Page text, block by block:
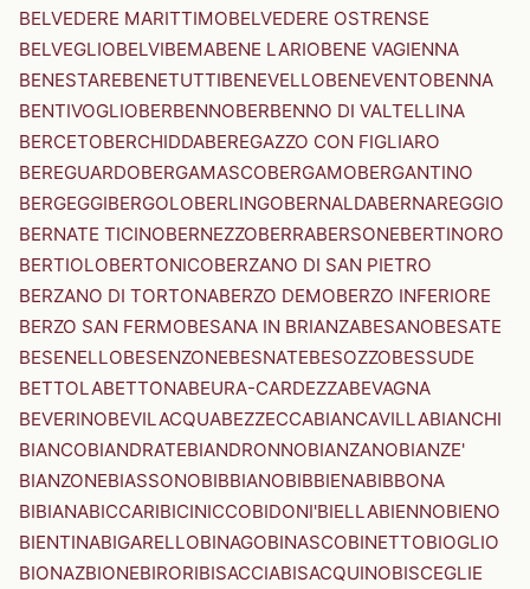
BELVEDERE MARITTIMOBELVEDERE OSTRENSE
BELVEGLIOBELVIBEMABENE LARIOBENE VAGIENNA
BENESTAREBENETUTTIBENEVELLOBENEVENTOBENNA
BENTIVOGLIOBERBENNOBERBENNO DI VALTELLINA
BERCETOBERCHIDDABEREGAZZO CON FIGLIARO
BEREGUARDOBERGAMASCOBERGAMOBERGANTINO
BERGEGGIBERGOLOBERLINGOBERNALDABERNAREGGIO
BERNATE TICINOBERNEZZOBERRABERSONEBERTINORO
BERTIOLOBERTONICOBERZANO DI SAN PIETRO
BERZANO DI TORTONABERZO DEMOBERZO INFERIORE
BERZO SAN FERMOBESANA IN BRIANZABESANOBESATE
BESENELLOBESENZONEBESNATEBESOZZOBESSUDE
BETTOLABETTONABEURA-CARDEZZABEVAGNA
BEVERINOBEVILACQUABEZZECCABIANCAVILLABIANCHI
BIANCOBIANDRATEBIANDRONNOBIANZANOBIANZE'
BIANZONEBIASSONOBIBBIANOBIBBIENABIBBONA
BIBIANABICCARIBICINICCOBIDONI'BIELLABIENNOBIENO
BIENTINABIGARELLOBINAGOBINASCOBINETTOBIOGLIO
BIONAZBIONEBIRORIBISACCIABISACQUINOBISCEGLIE